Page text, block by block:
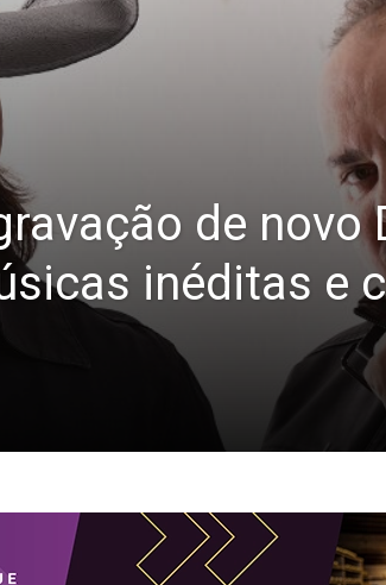
de novo
inéditas e